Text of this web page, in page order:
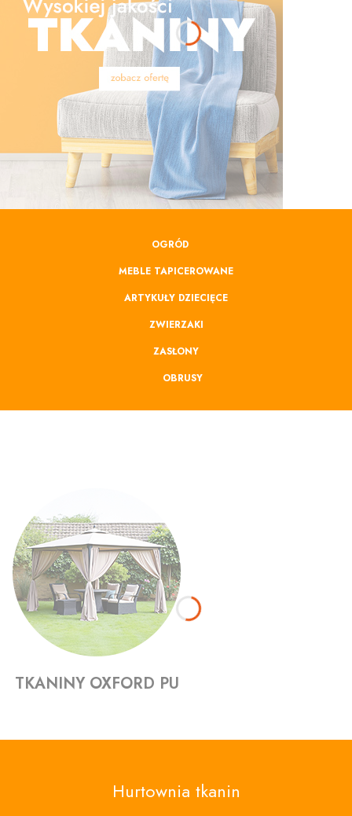
OGRÓD
MEBLE TAPICEROWANE
ARTYKUŁY DZIECIĘCE
ZWIERZAKI
ZASŁONY
OBRUSY
TKANINY OXFORD PU
Hurtownia tkanin